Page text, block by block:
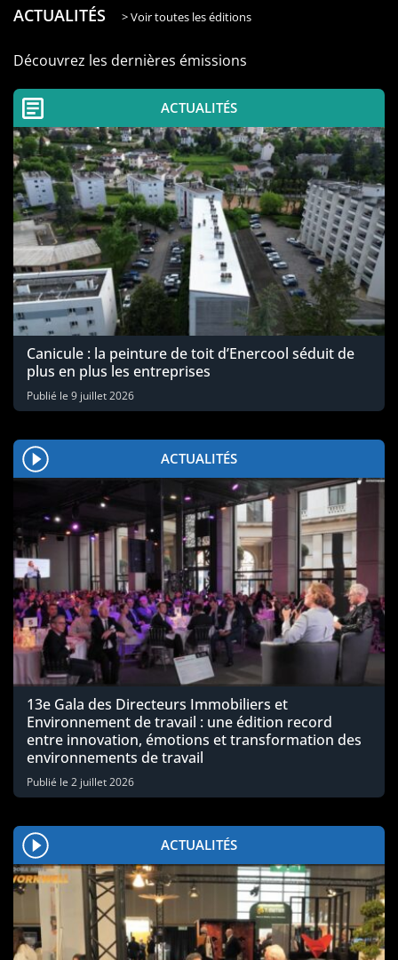
ACTUALITÉS > Voir toutes les éditions
Découvrez les dernières émissions
ACTUALITÉS
Canicule : la peinture de toit d’Enercool séduit de
plus en plus les entreprises
Publié le 9 juillet 2026
ACTUALITÉS
13e Gala des Directeurs Immobiliers et
Environnement de travail : une édition record
entre innovation, émotions et transformation des
environnements de travail
Publié le 2 juillet 2026
ACTUALITÉS